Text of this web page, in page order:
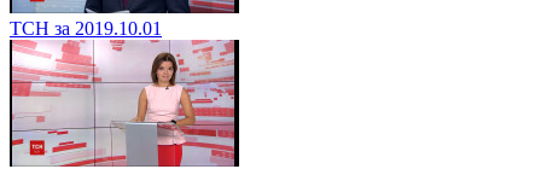
ТСН за 2019.10.01